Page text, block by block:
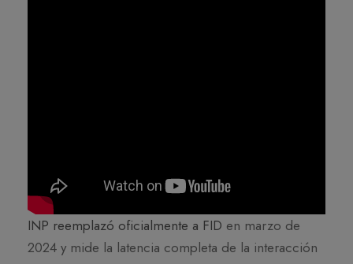
INP reemplazó oficialmente a FID en marzo de
2024 y mide la latencia completa de la interacción